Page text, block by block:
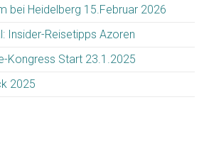
bei Heidelberg 15.Februar 2026
Insider-Reisetipps Azoren
Kongress Start 23.1.2025
2025